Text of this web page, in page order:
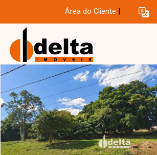
Área do Cliente